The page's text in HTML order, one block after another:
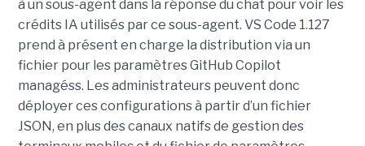
à un sous-agent dans la réponse du chat pour voir les
crédits IA utilisés par ce sous-agent. VS Code 1.127
prend à présent en charge la distribution via un
fichier pour les paramètres GitHub Copilot
managéss. Les administrateurs peuvent donc
déployer ces configurations à partir d’un fichier
JSON, en plus des canaux natifs de gestion des